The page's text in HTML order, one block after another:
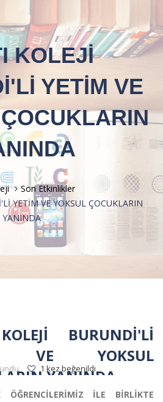
KOLEJİ
YETİM VE
Son Etkinlikler
YETİM VE YOKSUL ÇOCUKLARIN
YANINDA
BURUNDİ'Lİ
VE YOKSUL
YANINDA
1 kez beğenildi
İLE BİRLİKTE